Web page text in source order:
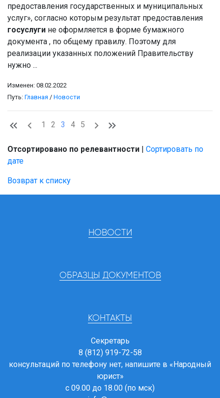
предоставления государственных и муниципальных
услуг», согласно которым результат предоставления
госуслуги не оформляется в форме бумажного
документа , по общему правилу. Поэтому для
реализации указанных положений Правительству
нужно ...
Изменен: 08.02.2022
Путь: Главная / Новости
1 2 3 4 5
Отсортировано по релевантности | Сортировать по
дате
Возврат к списку
НОВОСТИ
ОБРАЗЦЫ ДОКУМЕНТОВ
КОНТАКТЫ
Секретарь
8 (812) 919-72-58
консультаций по телефону нет, напишите в «Народный
юрист»
с 09.00 до 18.00 (по мск)